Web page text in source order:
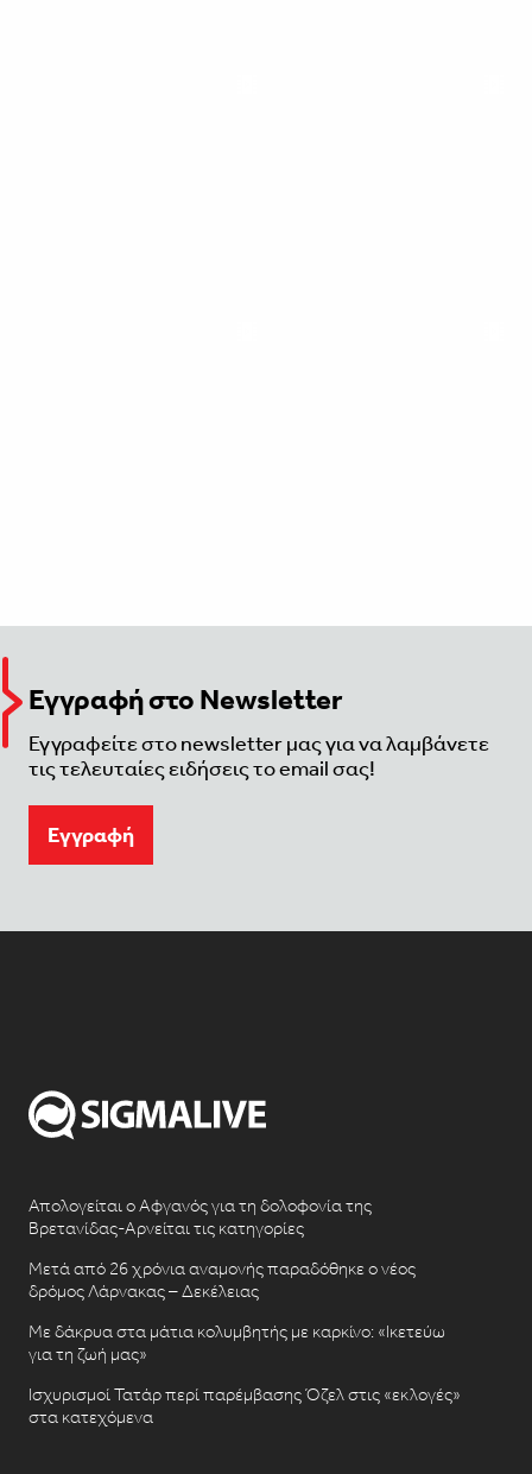
Εγγραφή στο Newsletter
Εγγραφείτε στο newsletter μας για να λαμβάνετε
τις τελευταίες ειδήσεις το email σας!
Eγγραφή
Απολογείται ο Αφγανός για τη δολοφονία της
Βρετανίδας-Αρνείται τις κατηγορίες
Μετά από 26 χρόνια αναμονής παραδόθηκε ο νέος
δρόμος Λάρνακας – Δεκέλειας
Με δάκρυα στα μάτια κολυμβητής με καρκίνο: «Ικετεύω
για τη ζωή μας»
Ισχυρισμοί Τατάρ περί παρέμβασης Όζελ στις «εκλογές»
στα κατεχόμενα